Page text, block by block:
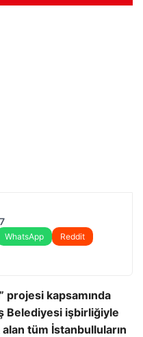
WhatsApp
Reddit
projesi kapsamında
Belediyesi işbirliğiyle
tüm İstanbulluların